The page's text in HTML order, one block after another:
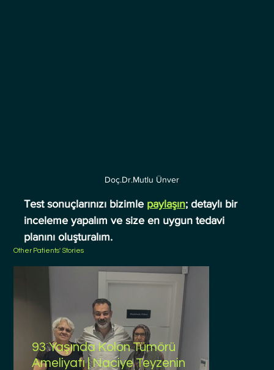
Other Patients' Stories
93 Yaşında Kolon Tümörü
Ameliyatı | Naciye Teyzenin
Doç.Dr.Mutlu Ünver
Test sonuçlarınızı bizimle paylaşın; detaylı bir
inceleme yapalım ve size en uygun tedavi
planını oluşturalım.